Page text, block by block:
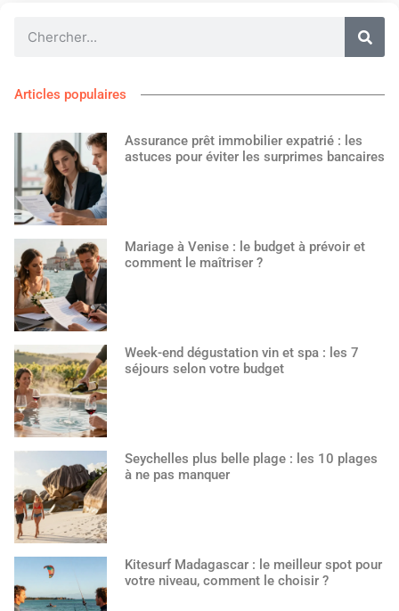
Articles populaires
Assurance prêt immobilier expatrié : les
astuces pour éviter les surprimes bancaires
Mariage à Venise : le budget à prévoir et
comment le maîtriser ?
Week-end dégustation vin et spa : les 7
séjours selon votre budget
Seychelles plus belle plage : les 10 plages
à ne pas manquer
Kitesurf Madagascar : le meilleur spot pour
votre niveau, comment le choisir ?